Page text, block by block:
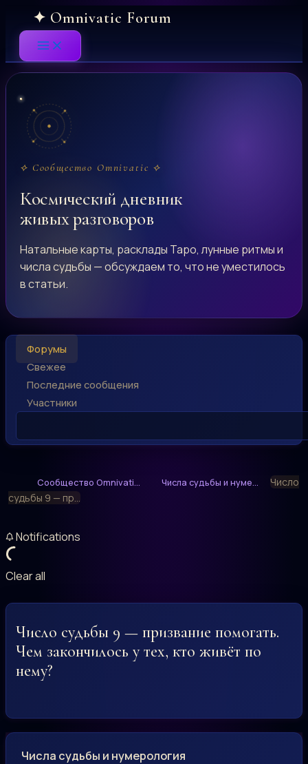
content
⟡ Сообщество Omnivatic ⟡
Космический дневник
живых разговоров
Натальные карты, расклады Таро, лунные ритмы и
числа судьбы — обсуждаем то, что не уместилось
в статьи.
Форумы
Свежее
Последние сообщения
Участники
Сообщество Omnivati... Числа судьбы и нуме...
Число
судьбы 9 — пр...
Notifications
Clear all
Число судьбы 9 — призвание помогать.
Чем закончилось у тех, кто живёт по
нему?
Числа судьбы и нумерология